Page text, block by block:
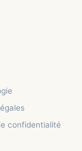
confidentialité